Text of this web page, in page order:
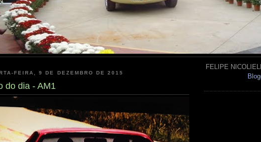
FEIRA, 9 DE DEZEMBRO DE 2015
do dia - AM1
FELIPE